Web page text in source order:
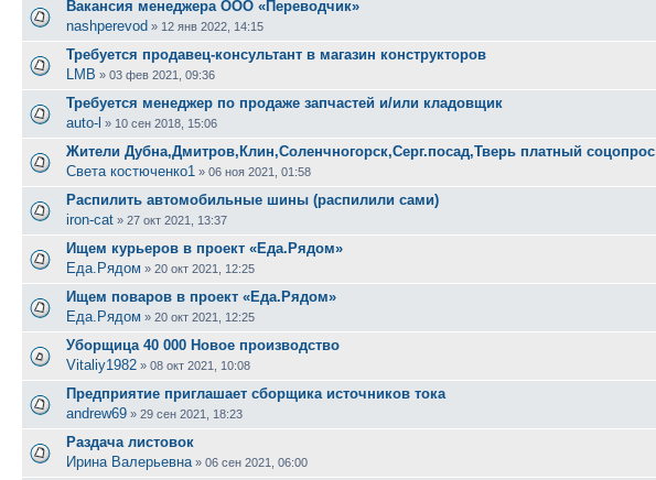
Вакансия менеджера ООО «Переводчик»
nashperevod » 12 янв 2022, 14:15
Требуется продавец-консультант в магазин конструкторов
LMB » 03 фев 2021, 09:36
Требуется менеджер по продаже запчастей и/или кладовщик
auto-l » 10 сен 2018, 15:06
Жители Дубна,Дмитров,Клин,Соленчногорск,Серг.посад,Тверь платный соцопрос
Света костюченко1 » 06 ноя 2021, 01:58
Распилить автомобильные шины (распилили сами)
iron-cat » 27 окт 2021, 13:37
Ищем курьеров в проект «Еда.Рядом»
Еда.Рядом » 20 окт 2021, 12:25
Ищем поваров в проект «Еда.Рядом»
Еда.Рядом » 20 окт 2021, 12:25
Уборщица 40 000 Новое производство
Vitaliy1982 » 08 окт 2021, 10:08
Предприятие приглашает сборщика источников тока
andrew69 » 29 сен 2021, 18:23
Раздача листовок
Ирина Валерьевна » 06 сен 2021, 06:00